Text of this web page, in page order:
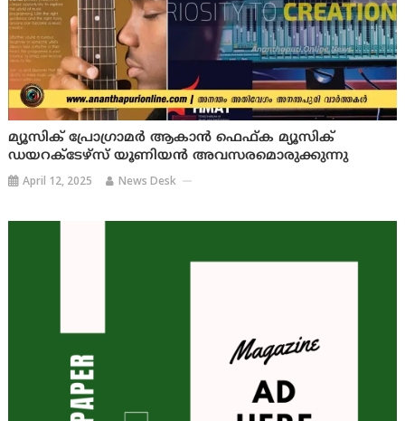
മ്യൂസിക് പ്രോഗ്രാമർ ആകാൻ ഫെഫ്ക മ്യൂസിക്
ഡയറക്ടേഴ്സ് യൂണിയൻ അവസരമൊരുക്കുന്നു
April 12, 2025 News Desk